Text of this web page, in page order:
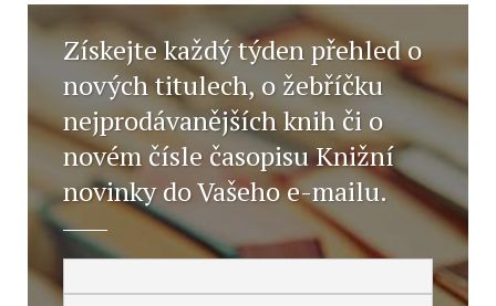
Získejte každý týden přehled o
nových titulech, o žebříčku
nejprodávanějších knih či o
novém čísle časopisu Knižní
novinky do Vašeho e-mailu.